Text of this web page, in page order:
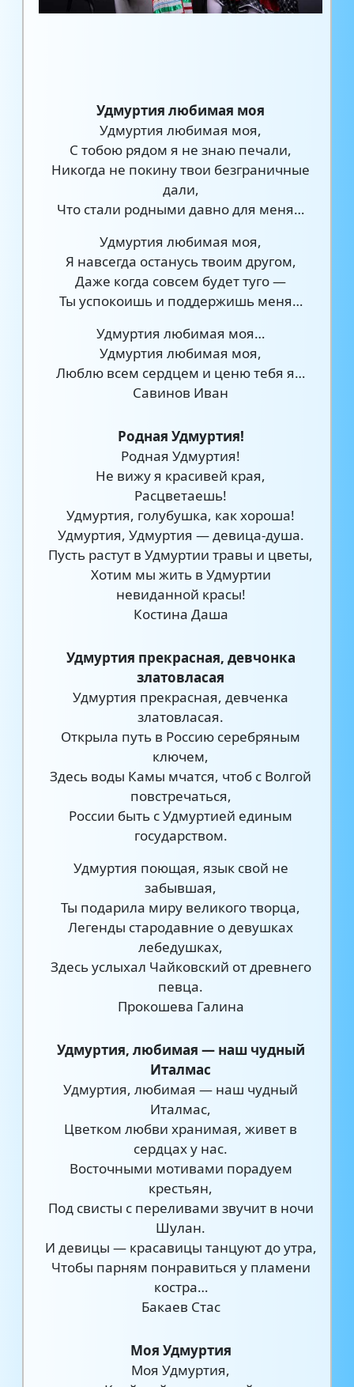
Удмуртия любимая моя
Удмуртия любимая моя,
С тобою рядом я не знаю печали,
Никогда не покину твои безграничные
дали,
Что стали родными давно для меня…
Удмуртия любимая моя,
Я навсегда останусь твоим другом,
Даже когда совсем будет туго —
Ты успокоишь и поддержишь меня…
Удмуртия любимая моя…
Удмуртия любимая моя,
Люблю всем сердцем и ценю тебя я…
Савинов Иван
Родная Удмуртия!
Родная Удмуртия!
Не вижу я красивей края,
Расцветаешь!
Удмуртия, голубушка, как хороша!
Удмуртия, Удмуртия — девица-душа.
Пусть растут в Удмуртии травы и цветы,
Хотим мы жить в Удмуртии
невиданной красы!
Костина Даша
Удмуртия прекрасная, девчонка
златовласая
Удмуртия прекрасная, девченка
златовласая.
Открыла путь в Россию серебряным
ключем,
Здесь воды Камы мчатся, чтоб с Волгой
повстречаться,
России быть с Удмуртией единым
государством.
Удмуртия поющая, язык свой не
забывшая,
Ты подарила миру великого творца,
Легенды стародавние о девушках
лебедушках,
Здесь услыхал Чайковский от древнего
певца.
Прокошева Галина
Удмуртия, любимая — наш чудный
Италмас
Удмуртия, любимая — наш чудный
Италмас,
Цветком любви хранимая, живет в
сердцах у нас.
Восточными мотивами порадуем
крестьян,
Под свисты с переливами звучит в ночи
Шулан.
И девицы — красавицы танцуют до утра,
Чтобы парням понравиться у пламени
костра…
Бакаев Стас
Моя Удмуртия
Моя Удмуртия,